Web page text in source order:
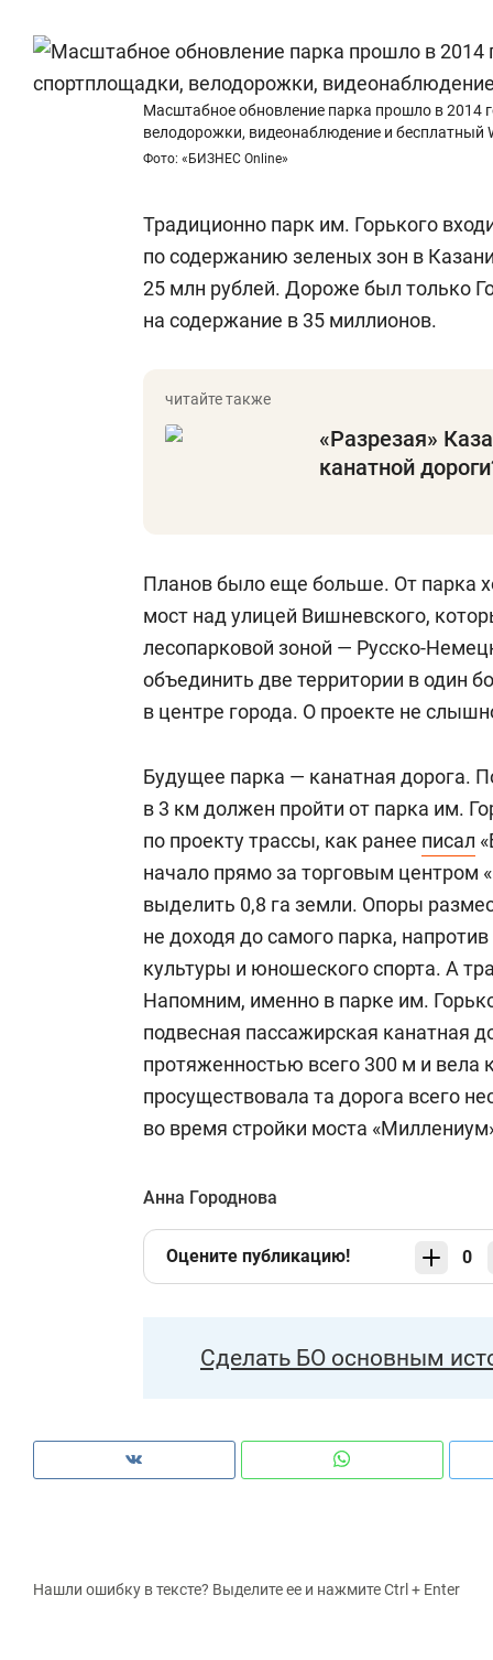
Масштабное обновление парка прошло в 2014
велодорожки, видеонаблюдение и бесплатный
Фото: «БИЗНЕС Online»
Традиционно парк им. Горького
по содержанию зеленых зон в
25 млн рублей. Дороже был только
на содержание в 35 миллионов.
«Разрезая»
канатной
Планов было еще больше. От парка
мост над улицей Вишневского,
лесопарковой зоной — Русско-
объединить две территории в один
в центре города. О проекте не
Будущее парка — канатная дорога.
в 3 км должен пройти от парка им.
по проекту трассы, как ранее писал
начало прямо за торговым центром
выделить 0,8 га земли. Опоры
не доходя до самого парка,
культуры и юношеского спорта. А
Напомним, именно в парке им.
подвесная пассажирская канатная
протяженностью всего 300 м и вела
просуществовала та дорога всего
во время стройки моста
Анна Городнова
Оцените публикацию! 0
Сделать БО основным
Нашли ошибку в тексте? Выделите ее и нажмите Ctrl + Enter